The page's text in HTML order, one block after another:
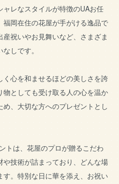
レなスタイルが特徴のUAお任
岡在住の花屋が手がける逸品で
祝いやお見舞いなど、さまざま
しです。
心を和ませるほどの美しさを誇
物としても受け取る人の心を温か
、大切な方へのプレゼントとし
トは、花屋のプロが贈るこだわ
や技術が詰まっており、どんな場
。特別な日に華を添え、お祝い